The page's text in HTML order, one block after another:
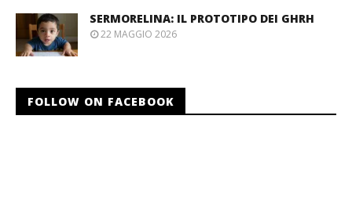
SERMORELINA: IL PROTOTIPO DEI GHRH
22 MAGGIO 2026
FOLLOW ON FACEBOOK